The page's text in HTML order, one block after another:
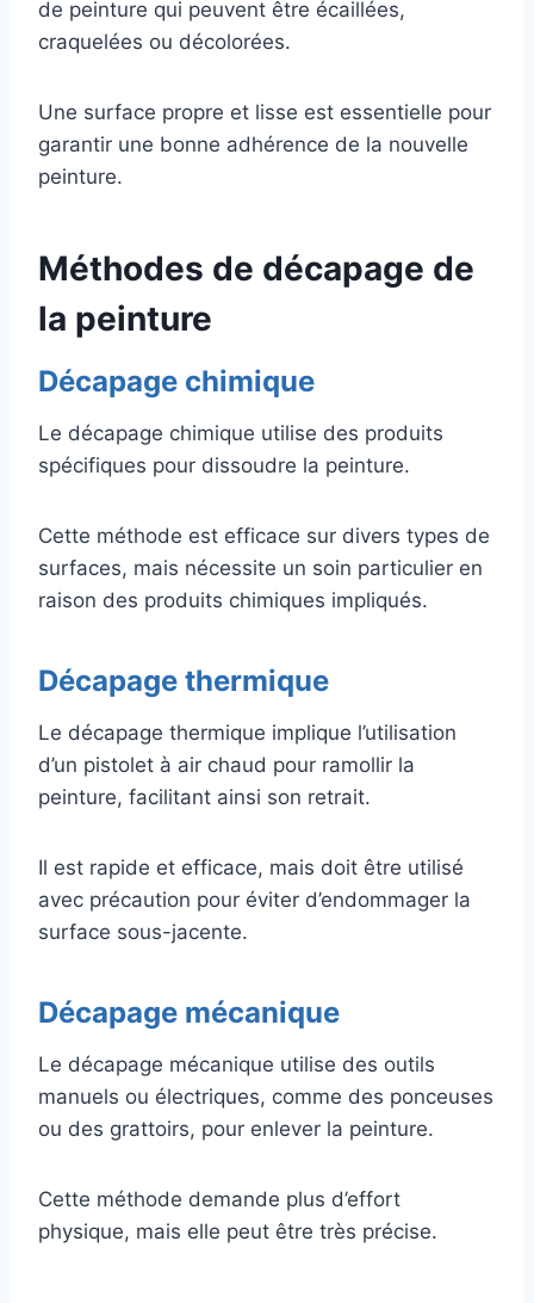
de peinture qui peuvent être écaillées,
craquelées ou décolorées.
Une surface propre et lisse est essentielle pour
garantir une bonne adhérence de la nouvelle
peinture.
Méthodes de décapage de
la peinture
Décapage chimique
Le décapage chimique utilise des produits
spécifiques pour dissoudre la peinture.
Cette méthode est efficace sur divers types de
surfaces, mais nécessite un soin particulier en
raison des produits chimiques impliqués.
Décapage thermique
Le décapage thermique implique l’utilisation
d’un pistolet à air chaud pour ramollir la
peinture, facilitant ainsi son retrait.
Il est rapide et efficace, mais doit être utilisé
avec précaution pour éviter d’endommager la
surface sous-jacente.
Décapage mécanique
Le décapage mécanique utilise des outils
manuels ou électriques, comme des ponceuses
ou des grattoirs, pour enlever la peinture.
Cette méthode demande plus d’effort
physique, mais elle peut être très précise.